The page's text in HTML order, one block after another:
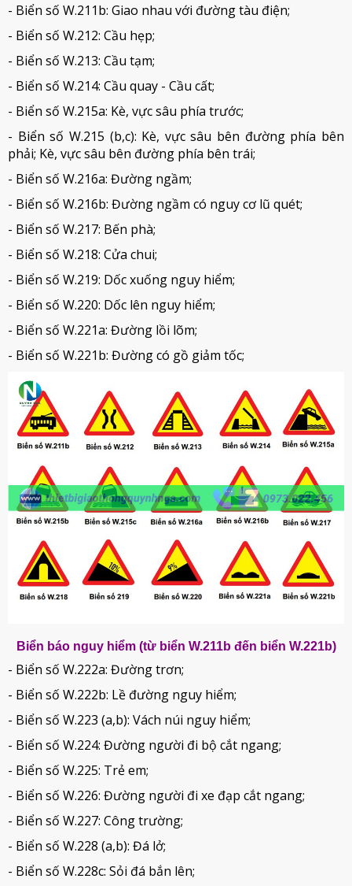
- Biển số W.211b: Giao nhau với đường tàu điện;
- Biển số W.212: Cầu hẹp;
- Biển số W.213: Cầu tạm;
- Biển số W.214: Cầu quay - Cầu cất;
- Biển số W.215a: Kè, vực sâu phía trước;
- Biển số W.215 (b,c): Kè, vực sâu bên đường phía bên
phải; Kè, vực sâu bên đường phía bên trái;
- Biển số W.216a: Đường ngầm;
- Biển số W.216b: Đường ngầm có nguy cơ lũ quét;
- Biển số W.217: Bến phà;
- Biển số W.218: Cửa chui;
- Biển số W.219: Dốc xuống nguy hiểm;
- Biển số W.220: Dốc lên nguy hiểm;
- Biển số W.221a: Đường lồi lõm;
- Biển số W.221b: Đường có gồ giảm tốc;
Biển báo nguy hiểm (từ biển W.211b đến biển W.221b)
- Biển số W.222a: Đường trơn;
- Biển số W.222b: Lề đường nguy hiểm;
- Biển số W.223 (a,b): Vách núi nguy hiểm;
- Biển số W.224: Đường người đi bộ cắt ngang;
- Biển số W.225: Trẻ em;
- Biển số W.226: Đường người đi xe đạp cắt ngang;
- Biển số W.227: Công trường;
- Biển số W.228 (a,b): Đá lở;
- Biển số W.228c: Sỏi đá bắn lên;